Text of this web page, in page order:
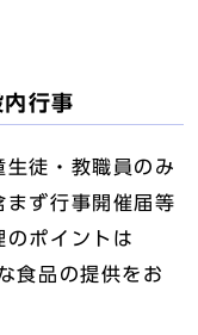
行事
徒・教職員のみ
まず行事開催届等
のポイントは
食品の提供をお